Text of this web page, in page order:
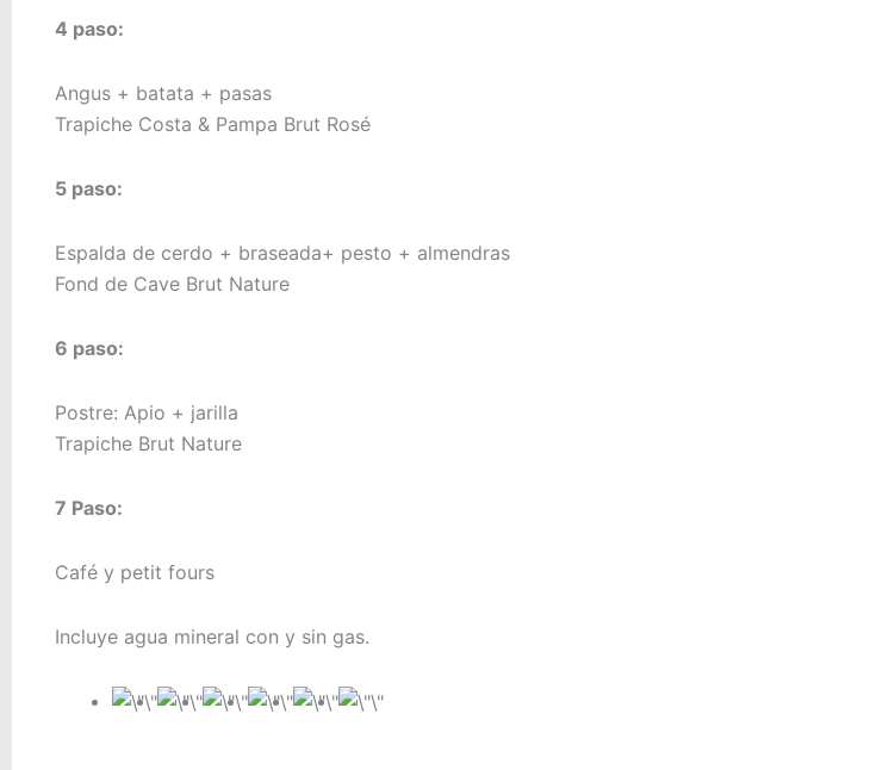
4 paso:
Angus + batata + pasas
Trapiche Costa & Pampa Brut Rosé
5 paso:
Espalda de cerdo + braseada+ pesto + almendras
Fond de Cave Brut Nature
6 paso:
Postre: Apio + jarilla
Trapiche Brut Nature
7 Paso:
Café y petit fours
Incluye agua mineral con y sin gas.